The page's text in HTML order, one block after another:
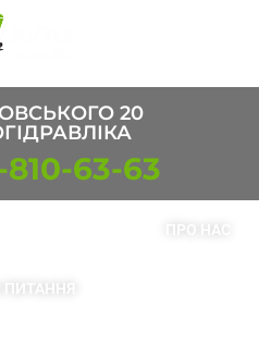
20
63-63
ПРО НАС
ПИТАННЯ